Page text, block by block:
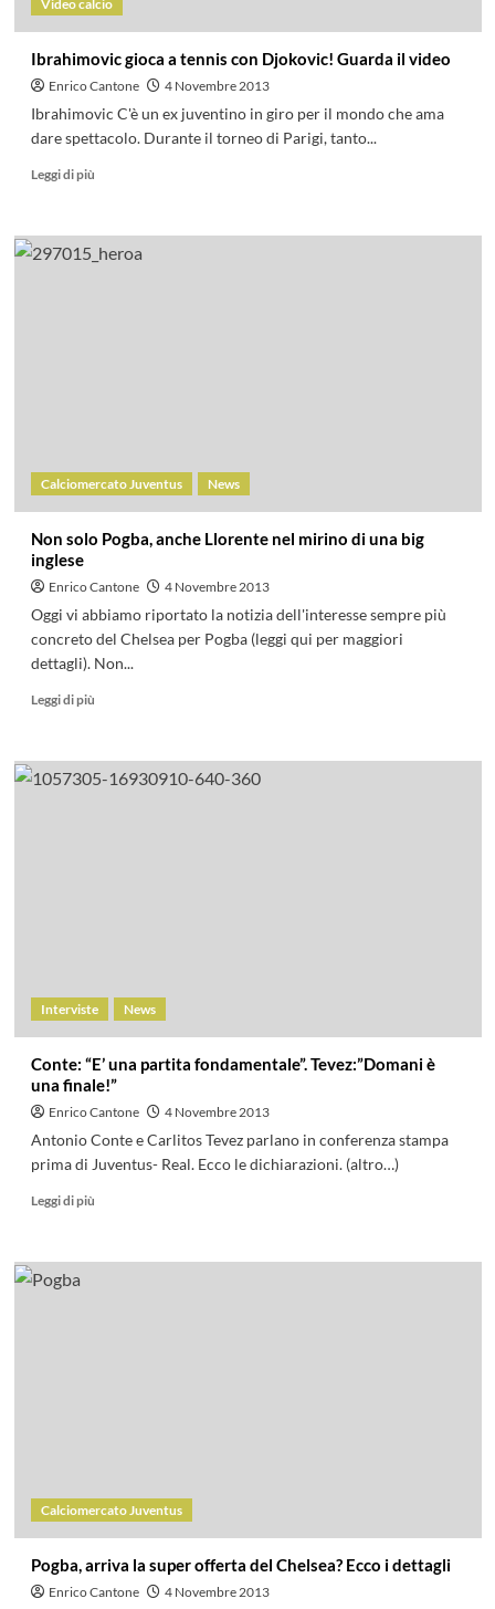
Video calcio
Ibrahimovic gioca a tennis con Djokovic! Guarda il video
Enrico Cantone 4 Novembre 2013
Ibrahimovic C'è un ex juventino in giro per il mondo che ama
dare spettacolo. Durante il torneo di Parigi, tanto...
Leggi di più
Calciomercato Juventus News
Non solo Pogba, anche Llorente nel mirino di una big
inglese
Enrico Cantone 4 Novembre 2013
Oggi vi abbiamo riportato la notizia dell'interesse sempre più
concreto del Chelsea per Pogba (leggi qui per maggiori
dettagli). Non...
Leggi di più
Interviste News
Conte: “E’ una partita fondamentale”. Tevez:”Domani è
una finale!”
Enrico Cantone 4 Novembre 2013
Antonio Conte e Carlitos Tevez parlano in conferenza stampa
prima di Juventus- Real. Ecco le dichiarazioni. (altro…)
Leggi di più
Calciomercato Juventus
Pogba, arriva la super offerta del Chelsea? Ecco i dettagli
Enrico Cantone 4 Novembre 2013